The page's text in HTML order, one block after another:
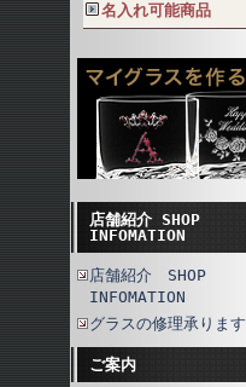
名入れ可能商品
店舗紹介 SHOP
INFOMATION
店舗紹介 SHOP
INFOMATION
グラスの修理承ります
ご案内